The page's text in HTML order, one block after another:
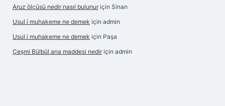
Aruz ölçüsü nedir nasıl bulunur için Sinan
Usul i muhakeme ne demek için admin
Usul i muhakeme ne demek için Paşa
Çeşmi Bülbül ana maddesi nedir için admin